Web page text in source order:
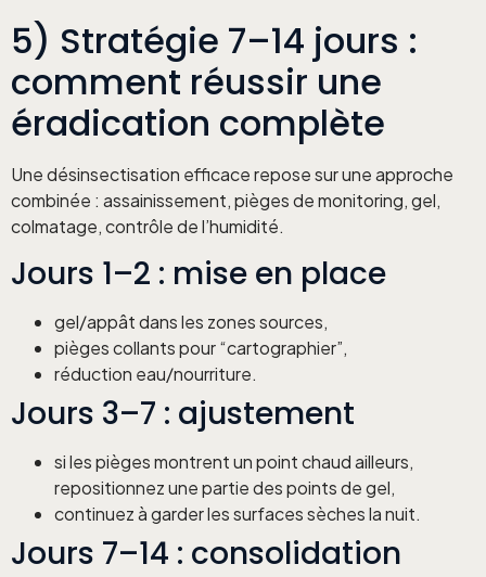
5) Stratégie 7–14 jours :
comment réussir une
éradication complète
Une désinsectisation efficace repose sur une approche
combinée : assainissement, pièges de monitoring, gel,
colmatage, contrôle de l’humidité.
Jours 1–2 : mise en place
gel/appât dans les zones sources,
pièges collants pour “cartographier”,
réduction eau/nourriture.
Jours 3–7 : ajustement
si les pièges montrent un point chaud ailleurs,
repositionnez une partie des points de gel,
continuez à garder les surfaces sèches la nuit.
Jours 7–14 : consolidation